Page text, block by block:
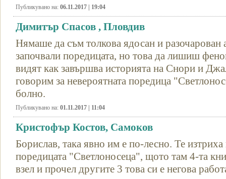
Публикувано на: 06.11.2017 | 19:04
Димитър Спасов , Пловдив
Нямаше да съм толкова ядосан и разочарован
започвали поредицата, но това да лишиш
видят как завършва историята на Снори и
говорим за невероятната поредица
болно.
Публикувано на: 01.11.2017 | 11:04
Кристофър Костов, Самоков
Борислав, така явно им е по-лесно. Те
поредицата "Светлоносеца", щото там 4-та
взел и прочел другите 3 това си е негова